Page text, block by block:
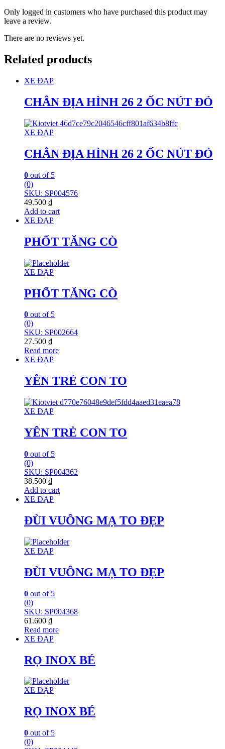
Only logged in customers who have purchased this product may
leave a review.
There are no reviews yet.
Related products
XE ĐẠP
CHÂN ĐỊA HÌNH 26 2 ỐC NÚT ĐỎ
XE ĐẠP
CHÂN ĐỊA HÌNH 26 2 ỐC NÚT ĐỎ
0 out of 5
(0)
SKU: SP004576
49.500 ₫
Add to cart
XE ĐẠP
PHỐT TĂNG CÒ
XE ĐẠP
PHỐT TĂNG CÒ
0 out of 5
(0)
SKU: SP002664
27.500 ₫
Read more
XE ĐẠP
YÊN TRẺ CON TO
XE ĐẠP
YÊN TRẺ CON TO
0 out of 5
(0)
SKU: SP004362
38.500 ₫
Add to cart
XE ĐẠP
ĐÙI VUÔNG MẠ TO ĐẸP
XE ĐẠP
ĐÙI VUÔNG MẠ TO ĐẸP
0 out of 5
(0)
SKU: SP004368
61.600 ₫
Read more
XE ĐẠP
RỌ INOX BÉ
XE ĐẠP
RỌ INOX BÉ
0 out of 5
(0)